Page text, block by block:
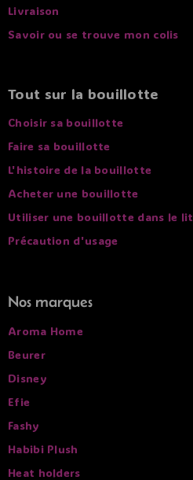
Livraison
Savoir ou se trouve mon colis
Tout sur la bouillotte
Choisir sa bouillotte
Faire sa bouillotte
L'histoire de la bouillotte
Acheter une bouillotte
Utiliser une bouillotte dans le lit
Précaution d'usage
Nos marques
Aroma Home
Beurer
Disney
Efie
Fashy
Habibi Plush
Heat holders